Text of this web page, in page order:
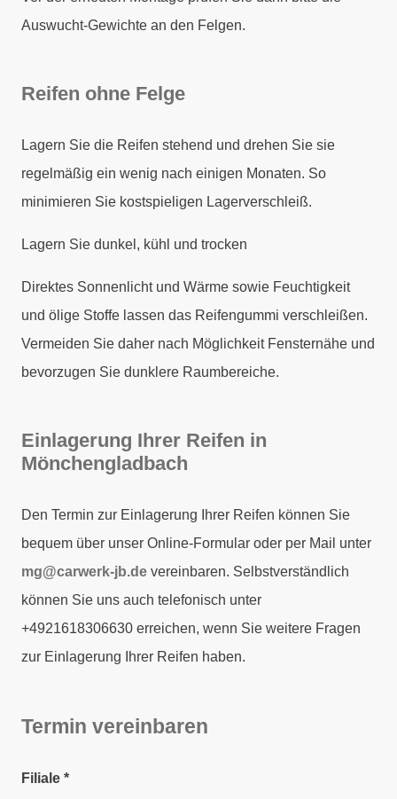
Auswucht-Gewichte an den Felgen.
Reifen ohne Felge
Lagern Sie die Reifen stehend und drehen Sie sie
regelmäßig ein wenig nach einigen Monaten. So
minimieren Sie kostspieligen Lagerverschleiß.
Lagern Sie dunkel, kühl und trocken
Direktes Sonnenlicht und Wärme sowie Feuchtigkeit
und ölige Stoffe lassen das Reifengummi verschleißen.
Vermeiden Sie daher nach Möglichkeit Fensternähe und
bevorzugen Sie dunklere Raumbereiche.
Einlagerung Ihrer Reifen in
Mönchengladbach
Den Termin zur Einlagerung Ihrer Reifen können Sie
bequem über unser Online-Formular oder per Mail unter
mg@carwerk-jb.de vereinbaren. Selbstverständlich
können Sie uns auch telefonisch unter
+4921618306630 erreichen, wenn Sie weitere Fragen
zur Einlagerung Ihrer Reifen haben.
Termin vereinbaren
Filiale *